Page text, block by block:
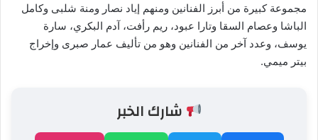
مجموعة كبيرة من أبرز الفنانين ومنهم إياد نصار ومنة شلبى وكامل
الباشا وعصام السقا وتارا عبود، ريم رأفت، آدم البكري، سارة
يوسف، وعدد آخر من الفنانين وهو من تأليف عمار صبرى وإخراج
بيتر ميمي.
شارك الخبر